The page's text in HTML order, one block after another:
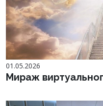
01.05.2026
Мираж